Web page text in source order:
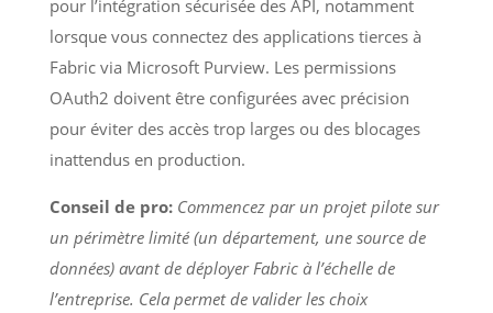
pour l’intégration sécurisée des API, notamment
lorsque vous connectez des applications tierces à
Fabric via Microsoft Purview. Les permissions
OAuth2 doivent être configurées avec précision
pour éviter des accès trop larges ou des blocages
inattendus en production.
Conseil de pro: Commencez par un projet pilote sur
un périmètre limité (un département, une source de
données) avant de déployer Fabric à l’échelle de
l’entreprise. Cela permet de valider les choix